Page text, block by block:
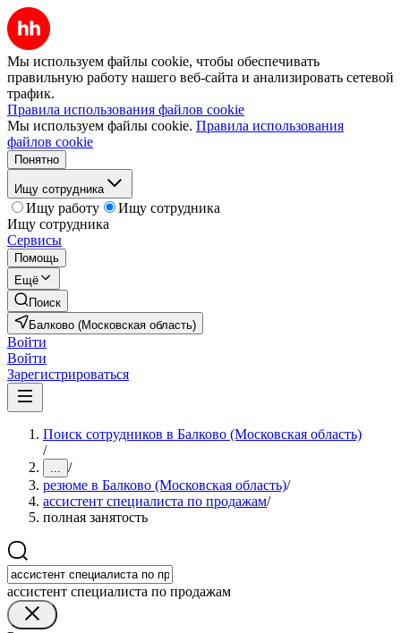
Мы используем файлы cookie, чтобы обеспечивать
правильную работу нашего веб-сайта и анализировать сетевой
трафик.
Правила использования файлов cookie
Мы используем файлы cookie. Правила использования
файлов cookie
Понятно
Ищу сотрудника
Ищу работу
Ищу сотрудника
Ищу сотрудника
Сервисы
Помощь
Ещё
Поиск
Балково (Московская область)
Войти
Войти
Зарегистрироваться
Поиск сотрудников в Балково (Московская область)
/
... /
резюме в Балково (Московская область)/
ассистент специалиста по продажам/
полная занятость
ассистент специалиста по продажам